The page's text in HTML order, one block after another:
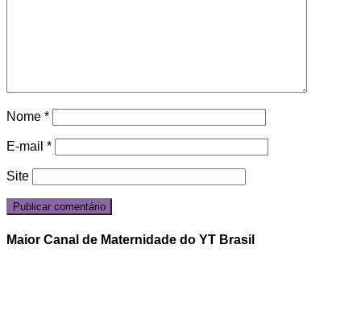
Nome *
E-mail *
Site
Maior Canal de Maternidade do YT Brasil